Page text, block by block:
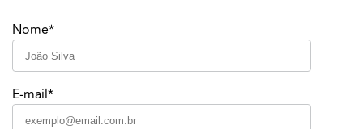
Nome*
E-mail*